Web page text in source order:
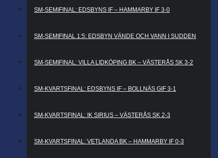
SM-SEMIFINAL: EDSBYNS IF – HAMMARBY IF 3-0
SM-SEMIFINAL 1:5: EDSBYN VÄNDE OCH VANN I SUDDEN
SM-SEMIFINAL: VILLA LIDKÖPING BK – VÄSTERÅS SK 3-2
SM-KVARTSFINAL: EDSBYNS IF – BOLLNÄS GIF 3-1
SM-KVARTSFINAL: IK SIRIUS – VÄSTERÅS SK 2-3
SM-KVARTSFINAL: VETLANDA BK – HAMMARBY IF 0-3